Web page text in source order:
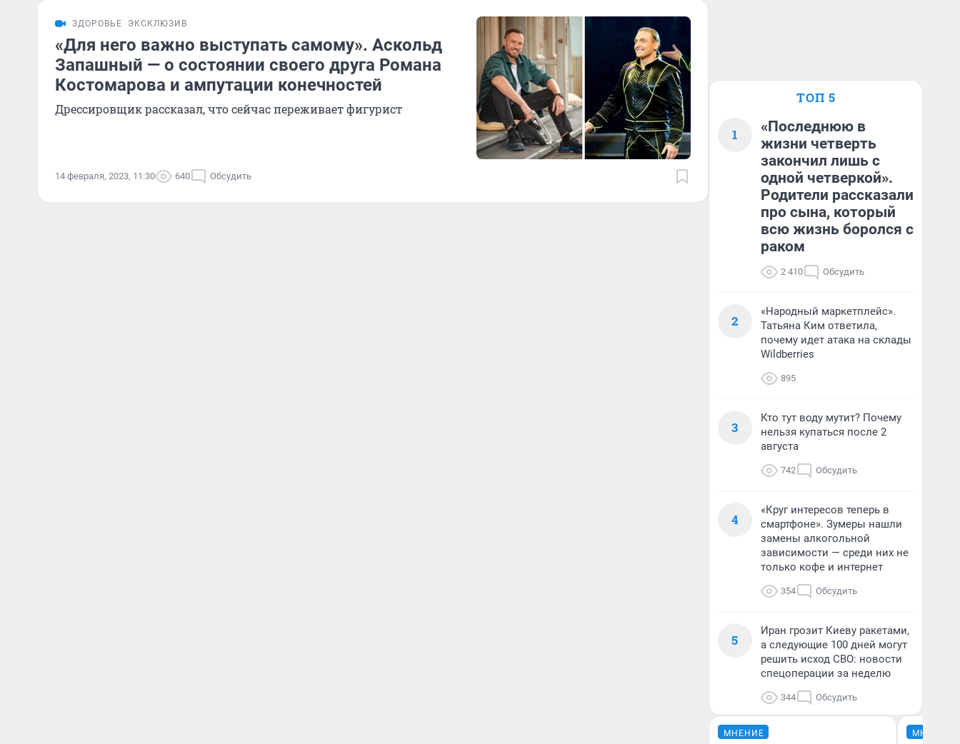
ЗДОРОВЬЕ ЭКСКЛЮЗИВ
«Для него важно выступать самому». Аскольд
Запашный — о состоянии своего друга Романа
Костомарова и ампутации конечностей
Дрессировщик рассказал, что сейчас переживает фигурист
14 февраля, 2023, 11:30 640 Обсудить
ТОП 5
1
«Последнюю в
жизни четверть
закончил лишь с
одной четверкой».
Родители рассказали
про сына, который
всю жизнь боролся с
раком
2 410 Обсудить
2
«Народный маркетплейс».
Татьяна Ким ответила,
почему идет атака на склады
Wildberries
895
3
Кто тут воду мутит? Почему
нельзя купаться после 2
августа
742 Обсудить
4
«Круг интересов теперь в
смартфоне». Зумеры нашли
замены алкогольной
зависимости — среди них не
только кофе и интернет
354 Обсудить
5
Иран грозит Киеву ракетами,
а следующие 100 дней могут
решить исход СВО: новости
спецоперации за неделю
344 Обсудить
МНЕНИЕ МНЕНИЕ